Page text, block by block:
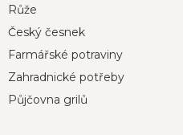
Růže
Český česnek
Farmářské potraviny
Zahradnické potřeby
Půjčovna grilů